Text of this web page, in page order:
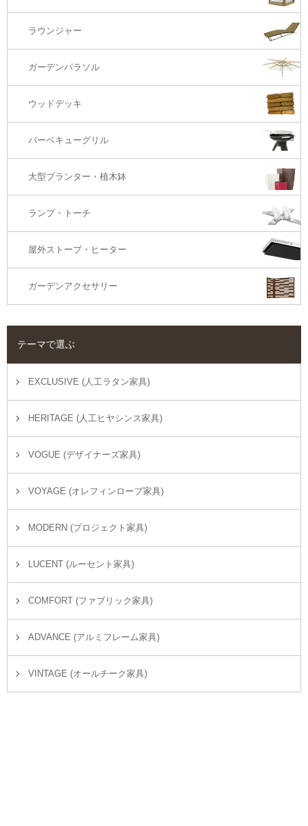
カウンター・バーテーブル
カウンター・バーチェアー
2S・2.5Sソファ
3Sソファ
オットマン・スツール
ラウンジャー
ガーデンパラソル
ウッドデッキ
バーベキューグリル
大型プランター・植木鉢
ランプ・トーチ
屋外ストーブ・ヒーター
ガーデンアクセサリー
テーマで選ぶ
EXCLUSIVE (人工ラタン家具)
HERITAGE (人工ヒヤシンス家具)
VOGUE (デザイナーズ家具)
VOYAGE (オレフィンロープ家具)
MODERN (プロジェクト家具)
LUCENT (ルーセント家具)
COMFORT (ファブリック家具)
ADVANCE (アルミフレーム家具)
VINTAGE (オールチーク家具)